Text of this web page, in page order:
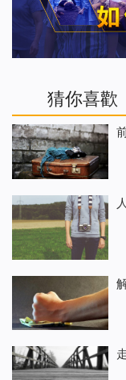
猜你喜歡